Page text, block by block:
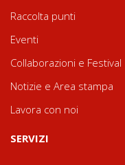
Raccolta punti
Eventi
Collaborazioni e Festival
Notizie e Area stampa
Lavora con noi
SERVIZI